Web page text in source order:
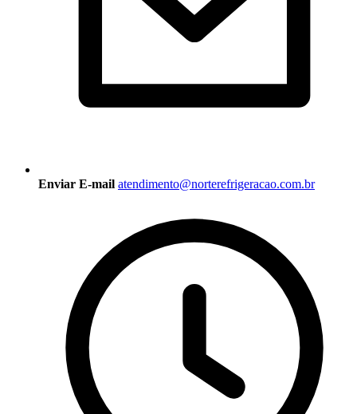
Enviar E-mail atendimento@norterefrigeracao.com.br